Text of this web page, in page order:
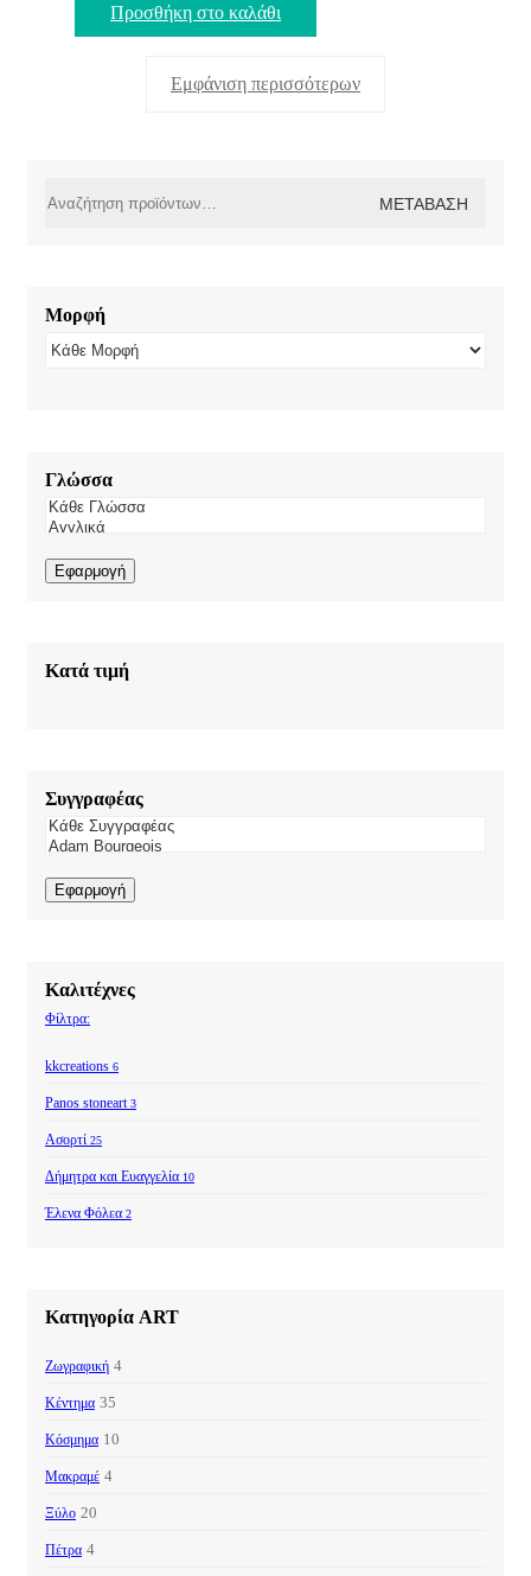
Προσθήκη στο καλάθι
Εμφάνιση περισσότερων
για:
ΜΕΤΆΒΑΣΗ
Μορφή
Γλώσσα
Εφαρμογή
Κατά τιμή
Συγγραφέας
Εφαρμογή
Καλιτέχνες
Φίλτρα:
kkcreations 6
Panos stoneart3
Ασορτί 25
Δήμητρα και Ευαγγελία 10
Έλενα Φόλεα 2
Κατηγορία ART
Ζωγραφική 4
Κέντημα 35
Κόσμημα 10
Μακραμέ 4
Ξύλο 20
Πέτρα 4